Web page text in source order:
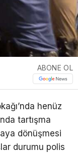
ABONE OL
henüz
tartışma
dönüşmesi
durumu polis